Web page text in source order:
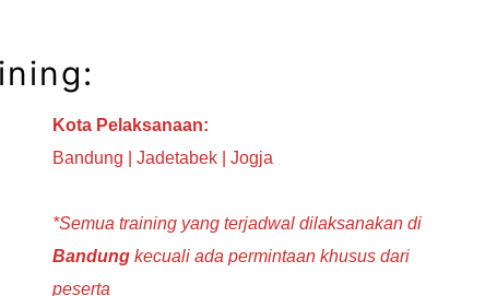
Kota Pelaksanaan:
Bandung | Jadetabek | Jogja
*Semua training yang terjadwal dilaksanakan di
Bandungkecuali ada permintaan khusus dari
peserta